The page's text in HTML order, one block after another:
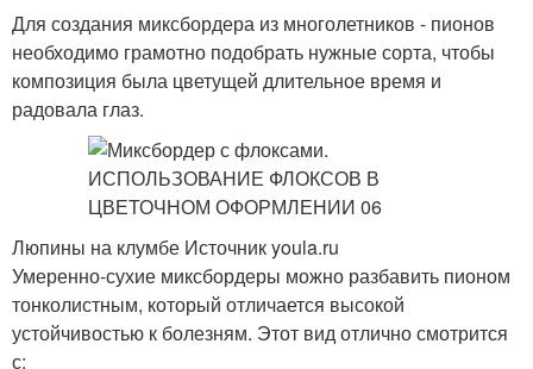
Для создания миксбордера из многолетников - пионов
необходимо грамотно подобрать нужные сорта, чтобы
композиция была цветущей длительное время и
радовала глаз.
Люпины на клумбе Источник youla.ru
Умеренно-сухие миксбордеры можно разбавить пионом
тонколистным, который отличается высокой
устойчивостью к болезням. Этот вид отлично смотрится
с: